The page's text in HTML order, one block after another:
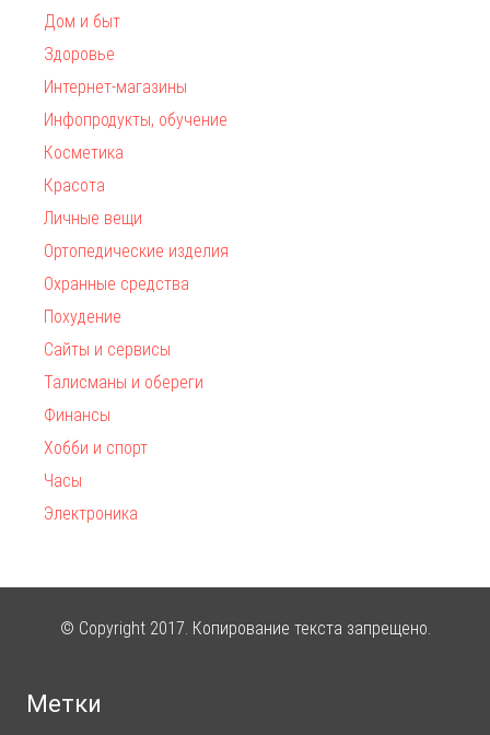
Дом и быт
Здоровье
Интернет-магазины
Инфопродукты, обучение
Косметика
Красота
Личные вещи
Ортопедические изделия
Охранные средства
Похудение
Сайты и сервисы
Талисманы и обереги
Финансы
Хобби и спорт
Часы
Электроника
© Copyright 2017. Копирование текста запрещено.
Метки